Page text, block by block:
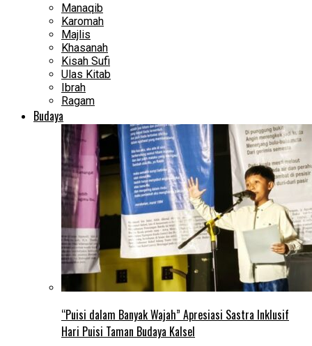
Manaqib
Karomah
Majlis
Khasanah
Kisah Sufi
Ulas Kitab
Ibrah
Ragam
Budaya
“Puisi dalam Banyak Wajah” Apresiasi Sastra Inklusif
Hari Puisi Taman Budaya Kalsel